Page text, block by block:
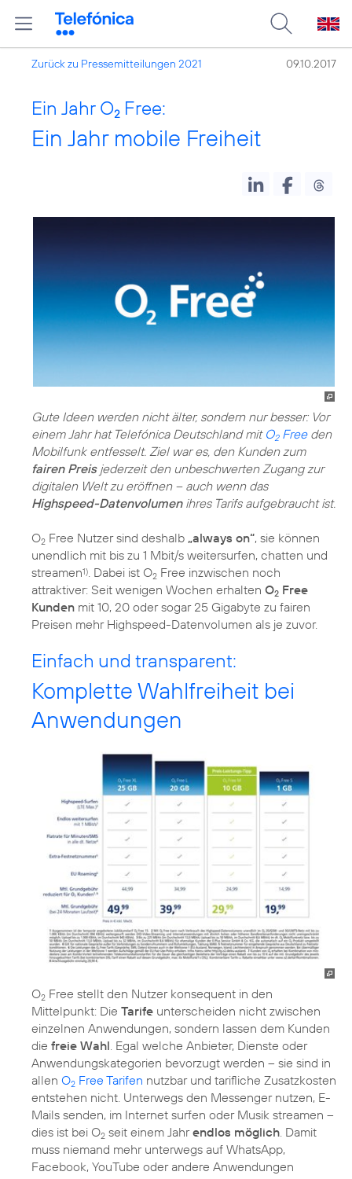
Zurück zu Pressemitteilungen 2021 09.10.2017
Ein Jahr O2 Free:
Ein Jahr mobile Freiheit
Gute Ideen werden nicht älter, sondern nur besser: Vor
einem Jahr hat Telefónica Deutschland mit O2Freeden
Mobilfunk entfesselt. Ziel war es, den Kunden zum
fairen Preisjederzeit den unbeschwerten Zugang zur
digitalen Welt zu eröffnen – auch wenn das
Highspeed-Datenvolumenihres Tarifs aufgebraucht ist.
O2 Free Nutzer sind deshalb „always on“, sie können
unendlich mit bis zu 1 Mbit/s weitersurfen, chatten und
streamen1). Dabei ist O2 Free inzwischen noch
attraktiver: Seit wenigen Wochen erhalten O2 Free
Kunden mit 10, 20 oder sogar 25 Gigabyte zu fairen
Preisen mehr Highspeed-Datenvolumen als je zuvor.
Einfach und transparent:
Komplette Wahlfreiheit bei
Anwendungen
O2 Free stellt den Nutzer konsequent in den
Mittelpunkt: Die Tarife unterscheiden nicht zwischen
einzelnen Anwendungen, sondern lassen dem Kunden
die freie Wahl . Egal welche Anbieter, Dienste oder
Anwendungskategorien bevorzugt werden – sie sind in
allen O2 Free Tarifen nutzbar und tarifliche Zusatzkosten
entstehen nicht. Unterwegs den Messenger nutzen, E-
Mails senden, im Internet surfen oder Musik streamen –
dies ist bei O2 seit einem Jahrendlos möglich . Damit
muss niemand mehr unterwegs auf WhatsApp,
Facebook, YouTube oder andere Anwendungen